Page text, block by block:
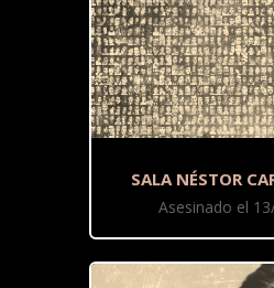
SALA NÉSTOR
Asesinado el